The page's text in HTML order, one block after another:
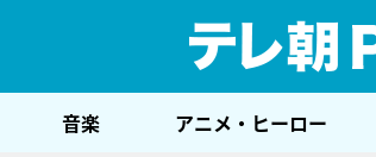
音楽 アニメ・ヒーロー